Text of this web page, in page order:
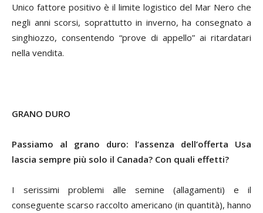
Unico fattore positivo è il limite logistico del Mar Nero che
negli anni scorsi, soprattutto in inverno, ha consegnato a
singhiozzo, consentendo “prove di appello” ai ritardatari
nella vendita.
GRANO DURO
Passiamo al grano duro: l’assenza dell’offerta Usa
lascia sempre più solo il Canada? Con quali effetti?
I serissimi problemi alle semine (allagamenti) e il
conseguente scarso raccolto americano (in quantità), hanno